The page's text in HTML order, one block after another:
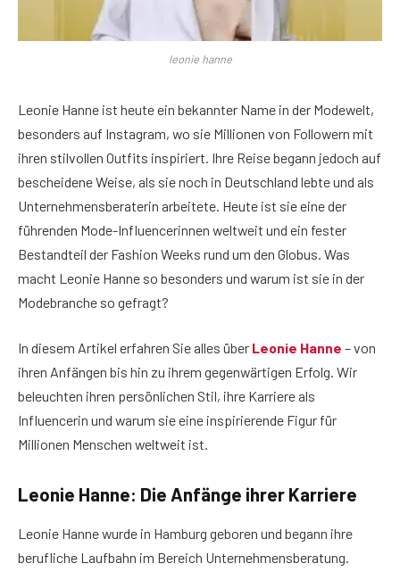
leonie hanne
Leonie Hanne ist heute ein bekannter Name in der Modewelt,
besonders auf Instagram, wo sie Millionen von Followern mit
ihren stilvollen Outfits inspiriert. Ihre Reise begann jedoch auf
bescheidene Weise, als sie noch in Deutschland lebte und als
Unternehmensberaterin arbeitete. Heute ist sie eine der
führenden Mode-Influencerinnen weltweit und ein fester
Bestandteil der Fashion Weeks rund um den Globus. Was
macht Leonie Hanne so besonders und warum ist sie in der
Modebranche so gefragt?
In diesem Artikel erfahren Sie alles über Leonie Hanne – von
ihren Anfängen bis hin zu ihrem gegenwärtigen Erfolg. Wir
beleuchten ihren persönlichen Stil, ihre Karriere als
Influencerin und warum sie eine inspirierende Figur für
Millionen Menschen weltweit ist.
Leonie Hanne: Die Anfänge ihrer Karriere
Leonie Hanne wurde in Hamburg geboren und begann ihre
berufliche Laufbahn im Bereich Unternehmensberatung.